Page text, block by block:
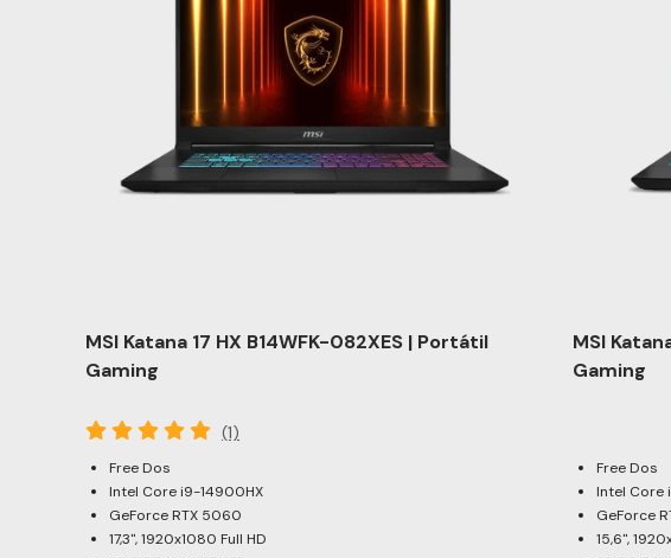
MSI Katana 17 HX B14WFK-082XES | Portátil
Gaming
(1)
Free Dos
Intel Core i9-14900HX
GeForce RTX 5060
17,3", 1920x1080 Full HD
MSI
Gaming
Free Dos
Intel Core
GeForce
15,6",